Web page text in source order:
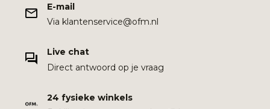
E-mail
Via klantenservice@ofm.nl
Live chat
Direct antwoord op je vraag
24 fysieke winkels